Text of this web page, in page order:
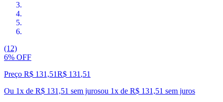
(12)
6% OFF
Preço R$ 131,51R$ 131 ,51
Ou 1x de R$ 131,51 sem jurosou 1x de R$ 131,51 sem juros